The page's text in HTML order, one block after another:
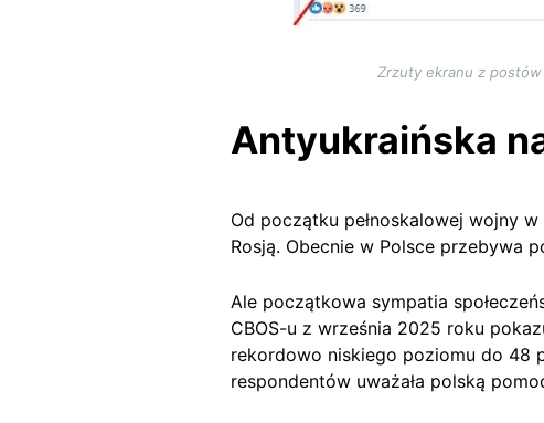
Zrzuty ekranu z postów
Antyukraińska
Od początku pełnoskalowej wojny
Rosją. Obecnie w Polsce przebywa
Ale początkowa sympatia
CBOS-u z września 2025 roku
rekordowo niskiego poziomu do 48
respondentów uważała polską